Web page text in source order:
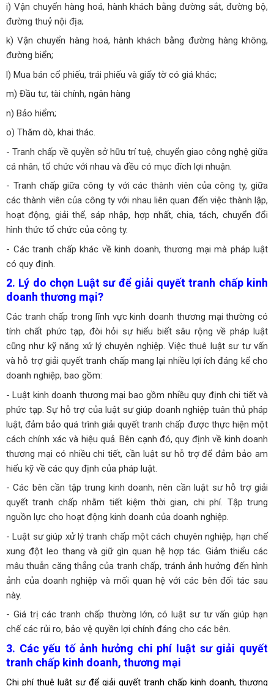
i) Vận chuyển hàng hoá, hành khách bằng đường sắt, đường bộ,
đường thuỷ nội địa;
k) Vận chuyển hàng hoá, hành khách bằng đường hàng không,
đường biển;
l) Mua bán cổ phiếu, trái phiếu và giấy tờ có giá khác;
m) Đầu tư, tài chính, ngân hàng
n) Bảo hiểm;
o) Thăm dò, khai thác.
- Tranh chấp về quyền sở hữu trí tuệ, chuyển giao công nghệ giữa
cá nhân, tổ chức với nhau và đều có mục đích lợi nhuận.
- Tranh chấp giữa công ty với các thành viên của công ty, giữa
các thành viên của công ty với nhau liên quan đến việc thành lập,
hoạt động, giải thể, sáp nhập, hợp nhất, chia, tách, chuyển đổi
hình thức tổ chức của công ty.
- Các tranh chấp khác về kinh doanh, thương mại mà pháp luật
có quy định.
2. Lý do chọn Luật sư để giải quyết tranh chấp kinh
doanh thương mại?
Các tranh chấp trong lĩnh vực kinh doanh thương mại thường có
tính chất phức tạp, đòi hỏi sự hiểu biết sâu rộng về pháp luật
cũng như kỹ năng xử lý chuyên nghiệp. Việc thuê luật sư tư vấn
và hỗ trợ giải quyết tranh chấp mang lại nhiều lợi ích đáng kể cho
doanh nghiệp, bao gồm:
- Luật kinh doanh thương mại bao gồm nhiều quy định chi tiết và
phức tạp. Sự hỗ trợ của luật sư giúp doanh nghiệp tuân thủ pháp
luật, đảm bảo quá trình giải quyết tranh chấp được thực hiện một
cách chính xác và hiệu quả. Bên cạnh đó, quy định về kinh doanh
thương mại có nhiều chi tiết, cần luật sư hỗ trợ để đảm bảo am
hiểu kỹ về các quy định của pháp luật.
- Các bên cần tập trung kinh doanh, nên cần luật sư hỗ trợ giải
quyết tranh chấp nhằm tiết kiệm thời gian, chi phí. Tập trung
nguồn lực cho hoạt động kinh doanh của doanh nghiệp.
- Luật sư giúp xử lý tranh chấp một cách chuyên nghiệp, hạn chế
xung đột leo thang và giữ gìn quan hệ hợp tác. Giảm thiểu các
mâu thuẫn căng thẳng của tranh chấp, tránh ảnh hưởng đến hình
ảnh của doanh nghiệp và mối quan hệ với các bên đối tác sau
này.
- Giá trị các tranh chấp thường lớn, có luật sư tư vấn giúp hạn
chế các rủi ro, bảo vệ quyền lợi chính đáng cho các bên.
3. Các yếu tố ảnh hưởng chi phí luật sư giải quyết
tranh chấp kinh doanh, thương mại
Chi phí thuê luật sư để giải quyết tranh chấp kinh doanh, thương